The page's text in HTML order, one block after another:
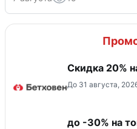
Скидка 20%
До 31 августа,
до -30% на